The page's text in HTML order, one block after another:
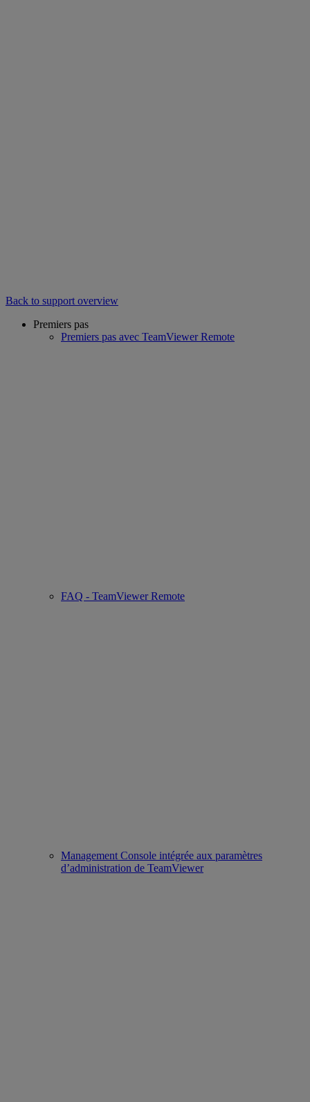
Back to support overview
Premiers pas
Premiers pas avec TeamViewer Remote
FAQ - TeamViewer Remote
Management Console intégrée aux paramètres
d’administration de TeamViewer